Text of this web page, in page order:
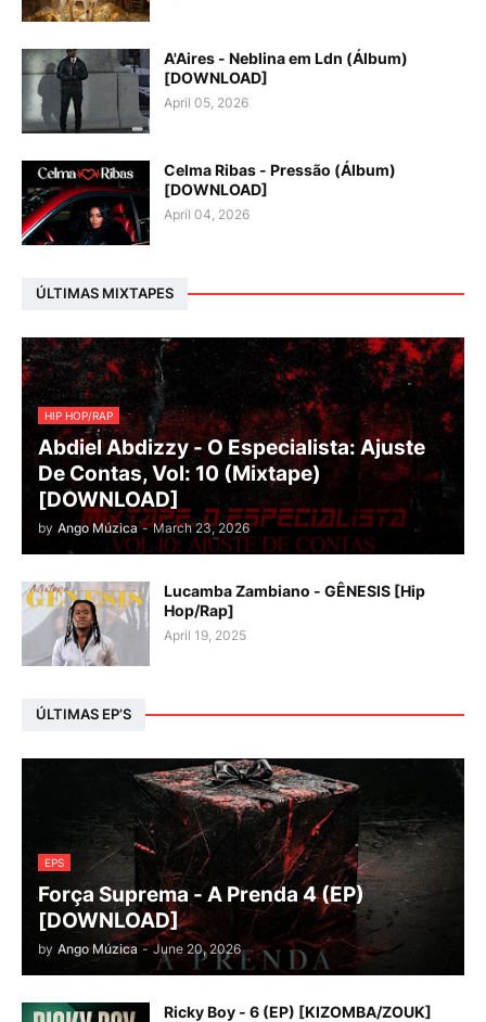
A'Aires - Neblina em Ldn (Álbum)
[DOWNLOAD]
April 05, 2026
Celma Ribas - Pressão (Álbum)
[DOWNLOAD]
April 04, 2026
ÚLTIMAS MIXTAPES
HIP HOP/RAP
Abdiel Abdizzy - O Especialista: Ajuste
De Contas, Vol: 10 (Mixtape)
[DOWNLOAD]
by Ango Múzica - March 23, 2026
Lucamba Zambiano - GÊNESIS [Hip
Hop/Rap]
April 19, 2025
ÚLTIMAS EP’S
EPS
Força Suprema - A Prenda 4 (EP)
[DOWNLOAD]
by Ango Múzica - June 20, 2026
Ricky Boy - 6 (EP) [KIZOMBA/ZOUK]